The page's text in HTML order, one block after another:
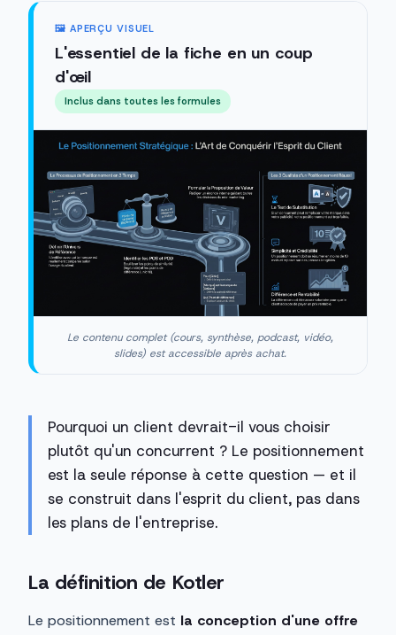
🖼️ APERÇU VISUEL
L'essentiel de la fiche en un coup
d'œil
Inclus dans toutes les formules
Le contenu complet (cours, synthèse, podcast, vidéo,
slides) est accessible après achat.
Pourquoi un client devrait-il vous choisir
plutôt qu'un concurrent ? Le positionnement
est la seule réponse à cette question — et il
se construit dans l'esprit du client, pas dans
les plans de l'entreprise.
La définition de Kotler
Le positionnement est la conception d'une offre